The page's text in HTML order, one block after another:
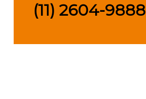
(11) 2604-9888